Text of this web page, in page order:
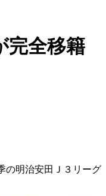
完全移籍
の明治安田Ｊ３リーグ